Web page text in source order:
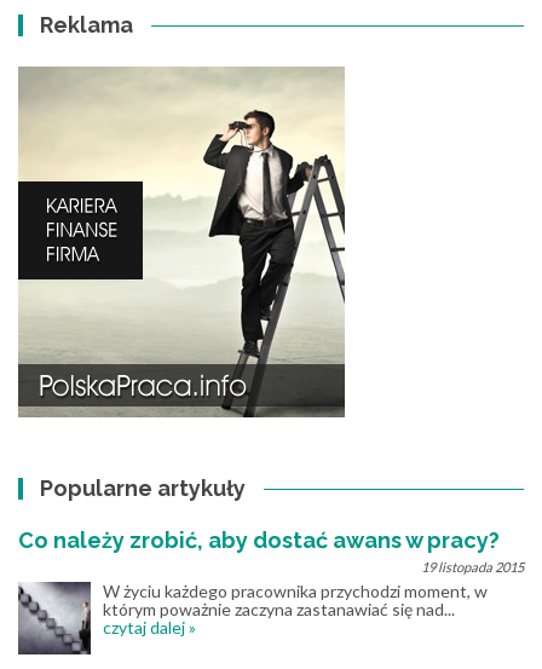
Reklama
Popularne artykuły
Co należy zrobić, aby dostać awans w pracy?
19 listopada 2015
W życiu każdego pracownika przychodzi moment, w
którym poważnie zaczyna zastanawiać się nad...
czytaj dalej »